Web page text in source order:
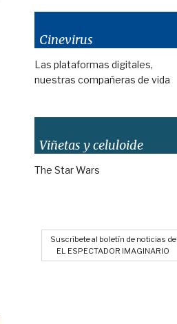
Cinevirus
Las plataformas digitales,
nuestras compañeras de vida
Viñetas y celuloide
The Star Wars
Suscríbete al boletín de noticias de
EL ESPECTADOR IMAGINARIO